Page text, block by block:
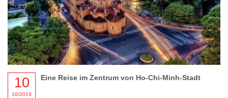
10
10/2019
Eine Reise im Zentrum von Ho-Chi-Minh-Stadt